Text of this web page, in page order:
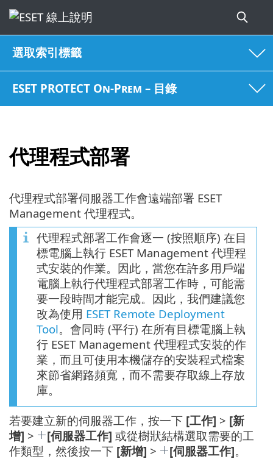
選取索引標籤
ESET PROTECT On-Prem – 目錄
代理程式部署
代理程式部署伺服器工作會遠端部署 ESET
Management 代理程式。
代理程式部署工作會逐一 (按照順序) 在目
標電腦上執行 ESET Management 代理程
式安裝的作業。因此，當您在許多用戶端
電腦上執行代理程式部署工作時，可能需
要一段時間才能完成。因此，我們建議您
改為使用 ESET Remote Deployment
Tool。會同時 (平行) 在所有目標電腦上執
行 ESET Management 代理程式安裝的作
業，而且可使用本機儲存的安裝程式檔案
來節省網路頻寬，而不需要存取線上存放
庫。
若要建立新的伺服器工作，按一下 [工作] > [新
增] > [伺服器工作] 或從樹狀結構選取需要的工
作類型，然後按一下 [新增] > [伺服器工作]。